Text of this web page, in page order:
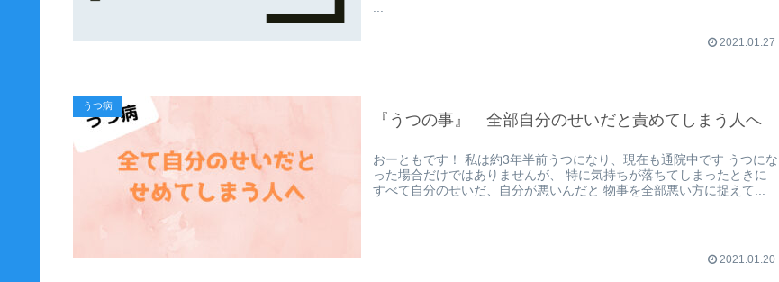
2021.01.27
うつ病
『うつの事』 全部自分のせいだと責めてしまう人へ
おーともです！ 私は約3年半前うつになり、現在も通院中です うつにな
った場合だけではありませんが、 特に気持ちが落ちてしまったときに
すべて自分のせいだ、自分が悪いんだと 物事を全部悪い方に捉えて...
2021.01.20